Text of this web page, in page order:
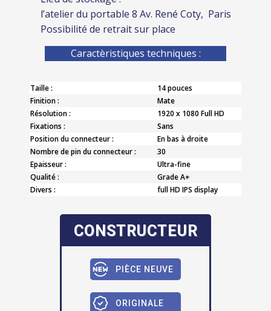
l’atelier du portable 8 Av. René Coty, Paris
Possibilité de retrait sur place
Caractèristiques techniques :
Taille :
14 pouces
Finition :
Mate
Résolution :
1920 x 1080 Full HD
Fixations :
Sans
Position du connecteur :
En bas à droite
Nombre de pin du connecteur :
30
Epaisseur :
Ultra-fine
Qualité :
Grade A+
Divers :
full HD IPS display
CONSTRUCTEUR
PIÈCE NEUVE
ORIGINALE